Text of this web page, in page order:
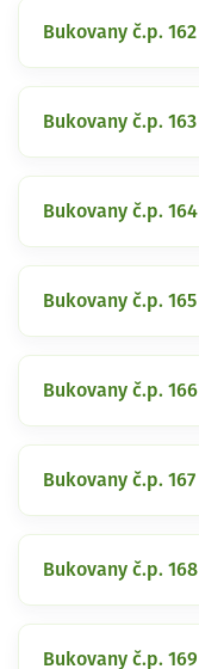
Bukovany č.p. 162
Bukovany č.p. 163
Bukovany č.p. 164
Bukovany č.p. 165
Bukovany č.p. 166
Bukovany č.p. 167
Bukovany č.p. 168
Bukovany č.p. 169